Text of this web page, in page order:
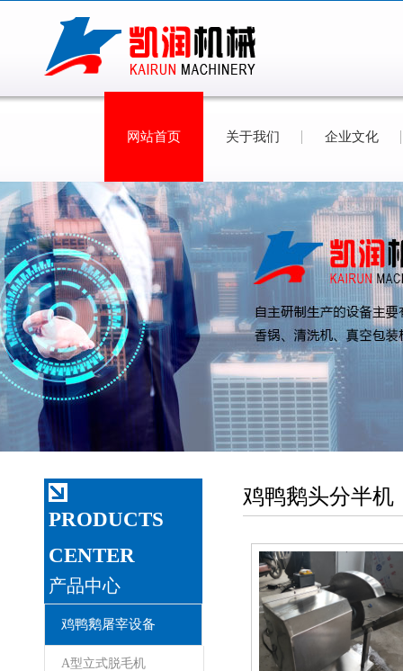
网站首页 关于我们 企业文化
鸡鸭鹅头分半机
PRODUCTS
CENTER
产品中心
鸡鸭鹅屠宰设备
A型立式脱毛机